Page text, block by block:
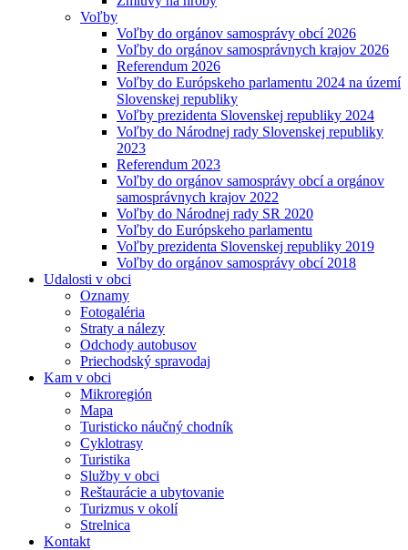
Voľby
Voľby do orgánov samosprávy obcí 2026
Voľby do orgánov samosprávnych krajov 2026
Referendum 2026
Voľby do Európskeho parlamentu 2024 na území
Slovenskej republiky
Voľby prezidenta Slovenskej republiky 2024
Voľby do Národnej rady Slovenskej republiky
2023
Referendum 2023
Voľby do orgánov samosprávy obcí a orgánov
samosprávnych krajov 2022
Voľby do Národnej rady SR 2020
Voľby do Európskeho parlamentu
Voľby prezidenta Slovenskej republiky 2019
Voľby do orgánov samosprávy obcí 2018
Udalosti v obci
Oznamy
Fotogaléria
Straty a nálezy
Odchody autobusov
Priechodský spravodaj
Kam v obci
Mikroregión
Mapa
Turisticko náučný chodník
Cyklotrasy
Turistika
Služby v obci
Reštaurácie a ubytovanie
Turizmus v okolí
Strelnica
Kontakt